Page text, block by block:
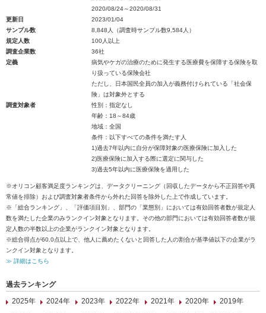
2020/08/24～2020/08/31
更新日
2023/01/04
サンプル数
8,848人（調査時サンプル数9,584人）
規定人数
100人以上
調査企業数
36社
定義
病気やケガの治療のために発生する医療費を保障する保険を取
り扱っている保険会社
ただし、日本国民全員の加入が義務付けられている「社会保
険」は対象外とする
調査対象者
性別：指定なし
年齢：18～84歳
地域：全国
条件：以下すべての条件を満たす人
1)過去7年以内に自分が保障対象の医療保険に加入した
2)医療保険に加入する際に選定に関与した
3)過去5年以内に医療保険を適用した
※オリコン顧客満足度ランキングは、データクリーニング（回収したデータから不正回答や異
常値を排除）および調査対象者条件から外れた回答を除外した上で作成しています。
※「総合ランキング」、「評価項目別」、部門の「業態別」においては有効回答者数が規定人
数を満たした企業のみランクイン対象となります。その他の部門においては有効回答者数が規
定人数の半数以上の企業がランクイン対象となります。
※総合得点が60.0点以上で、他人に薦めたくないと回答した人の割合が基準値以下の企業がラ
ンクイン対象となります。
≫ 詳細はこちら
過去ランキング
2025年
2024年 2023年 2022年 2021年 2020年
2019年